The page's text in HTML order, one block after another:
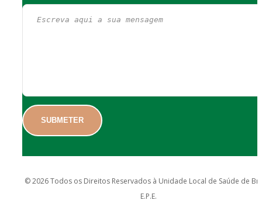
© 2026 Todos os Direitos Reservados à Unidade Local de Saúde de
E.P.E.